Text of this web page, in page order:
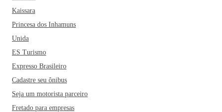
Kaissara
Princesa dos Inhamuns
Unida
ES Turismo
Expresso Brasileiro
Cadastre seu ônibus
Seja um motorista parceiro
Fretado para empresas